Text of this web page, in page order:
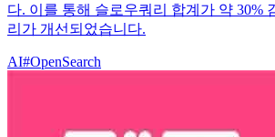
다. 이를 통해 슬로우쿼리 합계가 약 30%
리가 개선되었습니다.
AI#OpenSearch